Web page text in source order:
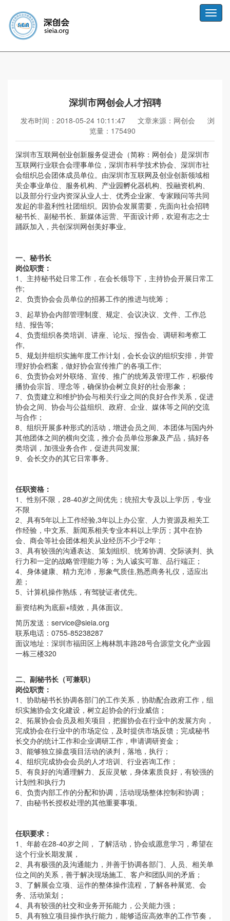
Toggle
深圳市网创会人才招聘
发布时间：2018-05-24 10:11:47 文章来源：网创会
浏
览量：175490
深圳市互联网创业创新服务促进会（简称：网创会）是深圳市
互联网行业联合会理事单位，深圳市科学技术协会、深圳市社
会组织总会团体成员单位。由深圳市互联网及创业创新领域相
关企事业单位、服务机构、产业园孵化器机构、投融资机构、
以及部分行业内资深从业人士、优秀企业家、专家顾问等共同
发起的非盈利性社团组织。因协会发展需要，先面向社会招聘
秘书长、副秘书长、新媒体运营、平面设计师，欢迎有志之士
踊跃加入，共创深圳网创美好事业。
一、秘书长
岗位职责：
1、主持秘书处日常工作，在会长领导下，主持协会开展日常工
作;
2、负责协会会员单位的招募工作的推进与统筹；
3、起草协会内部管理制度、规定、会议决议、文件、工作总
结、报告等;
4、负责组织各类培训、讲座、论坛、报告会、调研和考察工
作,
5、规划并组织实施年度工作计划，会长会议的组织安排，并管
理好协会档案，做好协会宣传推广的各项工作;
6、负责协会对外联络、宣传、推广的统筹及管理工作，积极传
播协会宗旨、理念等，确保协会树立良好的社会形象；
7、负责建立和维护协会与相关行业之间的良好合作关系，促进
协会之间、协会与公益组织、政府、企业、媒体等之间的交流
与合作；
8、组织开展多种形式的活动，增进会员之间、本团体与国内外
其他团体之间的横向交流，推介会员单位形象及产品，搞好各
类培训，加强业务合作，促进共同发展;
9、会长交办的其它日常事务。
任职资格：
1、性别不限，28-40岁之间优先；统招大专及以上学历，专业
不限
2、具有5年以上工作经验,3年以上办公室、人力资源及相关工
作经验，中文系、新闻系相关专业本科以上学历；其中在协
会、商会等社会团体相关从业经历不少于2年；
3、具有较强的沟通表达、策划组织、统筹协调、交际谈判、执
行力和一定的战略管理能力等；为人诚实可靠、品行端正；
4、身体健康、精力充沛，形象气质佳,熟悉商务礼仪，适应出
差；
5、计算机操作熟练，有驾驶证者优先。
薪资结构为底薪+绩效，具体面议。
简历发送： service@sieia.org
联系电话：0755-85238287
面议地址：深圳市福田区上梅林凯丰路28号合源堂文化产业园
一栋三楼320
二、副秘书长（可兼职）
岗位职责：
1、协助秘书长协调各部门的工作关系，协助配合政府工作，组
织实施协会文化建设，树立起协会的行业威信；
2、拓展协会会员及相关项目，把握协会在行业中的发展方向，
完成协会在行业中的市场定位，及时提供市场反馈；完成秘书
长交办的统计工作和企业调研工作，申请调研资金；
3、能够独立操盘项目活动的谈判，落地，执行；
4、组织完成协会会员的人才培训、行业咨询工作；
5、有良好的沟通理解力、反应灵敏，身体素质良好，有较强的
计划性和执行力
6、负责内部工作的分配和协调，活动现场整体控制和协调；
7、由秘书长授权处理的其他重要事项。
任职要求：
1、年龄在28-40岁之间， 了解活动，协会或愿意学习，希望在
这个行业长期发展，
2、具有极强的及沟通能力，并善于协调各部门、人员、相关单
位之间的关系，善于解决现场施工、客户和团队间的矛盾；
3、了解展会立项、运作的整体操作流程，了解各种展览、会
务、活动策划；
4、具有较强的社交和业务开拓能力，公关能力强；
5、具有独立项目操作执行能力，能够适应高效率的工作节奏，